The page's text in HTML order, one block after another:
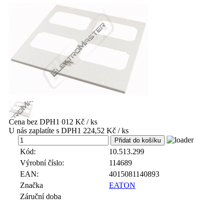
Cena bez DPH1 012 Kč / ks
U nás zaplatíte s DPH1 224,52 Kč / ks
Kód:
10.513.299
Výrobní číslo:
114689
EAN:
4015081140893
Značka
EATON
Záruční doba